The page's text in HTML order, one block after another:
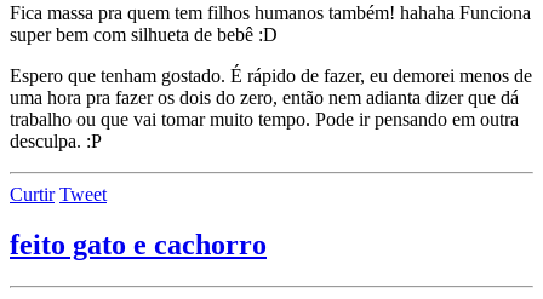
Fica massa pra quem tem filhos humanos também! hahaha Funciona
super bem com silhueta de bebê :D
Espero que tenham gostado. É rápido de fazer, eu demorei menos de
uma hora pra fazer os dois do zero, então nem adianta dizer que dá
trabalho ou que vai tomar muito tempo. Pode ir pensando em outra
desculpa. :P
Curtir Tweet
feito gato e cachorro